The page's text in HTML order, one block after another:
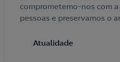
comprometemo-nos com
pessoas e preservamos o
Atualidade